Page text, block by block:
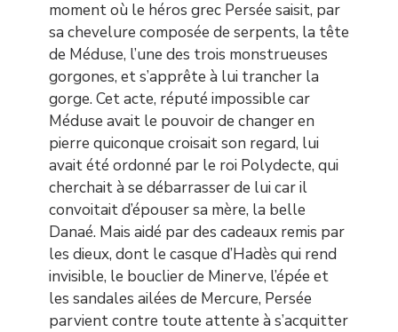
moment où le héros grec Persée saisit, par
sa chevelure composée de serpents, la tête
de Méduse, l’une des trois monstrueuses
gorgones, et s’apprête à lui trancher la
gorge. Cet acte, réputé impossible car
Méduse avait le pouvoir de changer en
pierre quiconque croisait son regard, lui
avait été ordonné par le roi Polydecte, qui
cherchait à se débarrasser de lui car il
convoitait d’épouser sa mère, la belle
Danaé. Mais aidé par des cadeaux remis par
les dieux, dont le casque d’Hadès qui rend
invisible, le bouclier de Minerve, l’épée et
les sandales ailées de Mercure, Persée
parvient contre toute attente à s’acquitter